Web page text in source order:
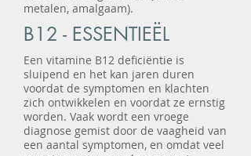
metalen, amalgaam).
B12 - ESSENTIEËL
Een vitamine B12 deficiëntie is
sluipend en het kan jaren duren
voordat de symptomen en klachten
zich ontwikkelen en voordat ze ernstig
worden. Vaak wordt een vroege
diagnose gemist door de vaagheid van
een aantal symptomen, en omdat veel